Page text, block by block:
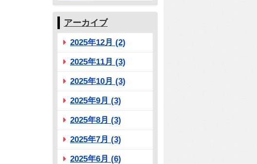
アーカイブ
2025年12月 (2)
2025年11月 (3)
2025年10月 (3)
2025年9月 (3)
2025年8月 (3)
2025年7月 (3)
2025年6月 (6)